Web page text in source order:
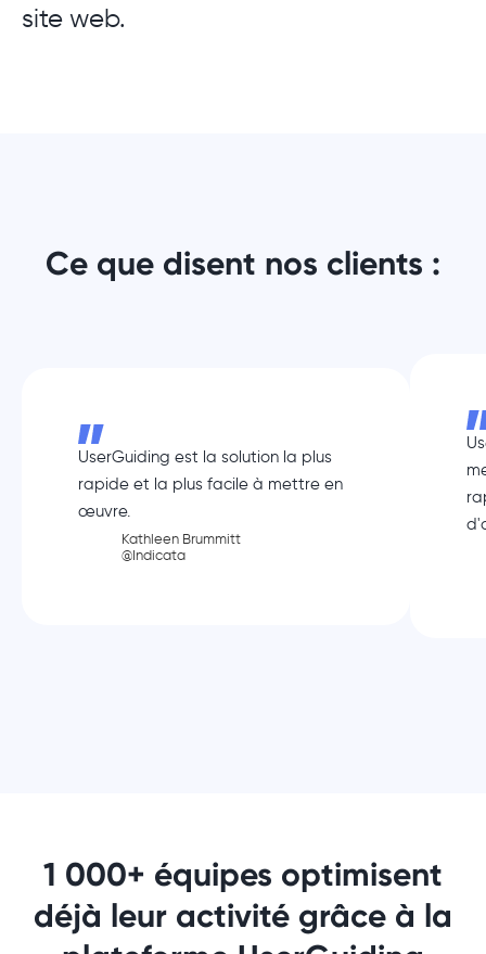
site web.
Ce que disent nos clients :
UserGuiding est la solution la plus
rapide et la plus facile à mettre en
œuvre.
Kathleen Brummitt
@Indicata
1 000+ équipes optimisent
déjà leur activité grâce à la